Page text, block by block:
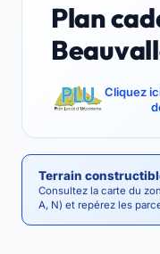
Plan
Cliquez
Terrain
Consultez la carte du
A, N) et repérez les